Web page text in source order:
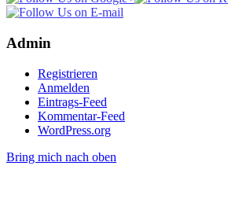
Admin
Registrieren
Anmelden
Eintrags-Feed
Kommentar-Feed
WordPress.org
Bring mich nach oben